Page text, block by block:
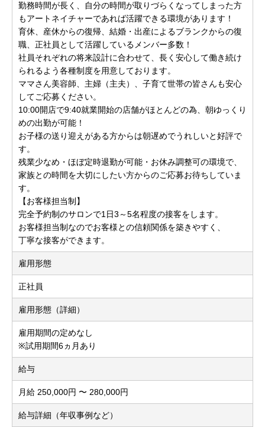
勤務時間が長く、自分の時間が取りづらくなってしまった方
もアートネイチャーであれば活躍できる環境があります！
育休、産休からの復帰、結婚・出産によるブランクからの復
職、正社員として活躍しているメンバー多数！
社員それぞれの将来設計に合わせて、長く安心して働き続け
られるよう各種制度を用意しております。
ママさん美容師、主婦（主夫）、子育て世帯の皆さんも安心
してご応募ください。
10:00開店で9:40就業開始の店舗がほとんどの為、朝ゆっくり
めの出勤が可能！
お子様の送り迎えがある方からは朝遅めでうれしいと好評で
す。
残業少なめ・ほぼ定時退勤が可能・お休み調整可の環境で、
家族との時間を大切にしたい方からのご応募お待ちしていま
す。
【お客様担当制】
完全予約制のサロンで1日3～5名程度の接客をします。
お客様担当制なのでお客様との信頼関係を築きやすく、
丁寧な接客ができます。
雇用形態
正社員
雇用形態（詳細）
雇用期間の定めなし
※試用期間6ヵ月あり
給与
月給 250,000円 〜 280,000円
給与詳細（年収事例など）